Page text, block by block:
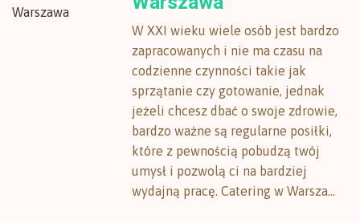
W XXI wieku wiele osób jest bardzo
zapracowanych i nie ma czasu na
codzienne czynności takie jak
sprzątanie czy gotowanie, jednak
jeżeli chcesz dbać o swoje zdrowie,
bardzo ważne są regularne posiłki,
które z pewnością pobudzą twój
umysł i pozwolą ci na bardziej
wydajną pracę. Catering w Warsza...